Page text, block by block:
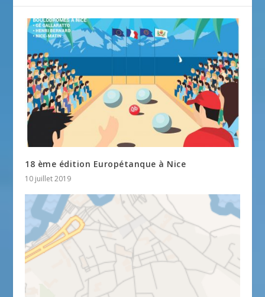
18 ème édition Europétanque à Nice
10 juillet 2019